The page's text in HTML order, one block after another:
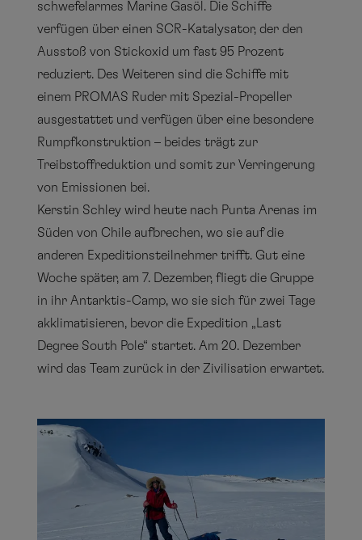
schwefelarmes Marine Gasöl. Die Schiffe
verfügen über einen SCR-Katalysator, der den
Ausstoß von Stickoxid um fast 95 Prozent
reduziert. Des Weiteren sind die Schiffe mit
einem PROMAS Ruder mit Spezial-Propeller
ausgestattet und verfügen über eine besondere
Rumpfkonstruktion – beides trägt zur
Treibstoffreduktion und somit zur Verringerung
von Emissionen bei.
Kerstin Schley wird heute nach Punta Arenas im
Süden von Chile aufbrechen, wo sie auf die
anderen Expeditionsteilnehmer trifft. Gut eine
Woche später, am 7. Dezember, fliegt die Gruppe
in ihr Antarktis-Camp, wo sie sich für zwei Tage
akklimatisieren, bevor die Expedition „Last
Degree South Pole“ startet. Am 20. Dezember
wird das Team zurück in der Zivilisation erwartet.